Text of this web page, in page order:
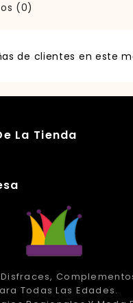
(0)
de clientes en este
La Tienda
Todas Las Edades.